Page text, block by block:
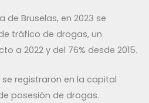
de Bruselas, en 2023 se
tráfico de drogas, un
a 2022 y del 76% desde 2015.
registraron en la capital
posesión de drogas.